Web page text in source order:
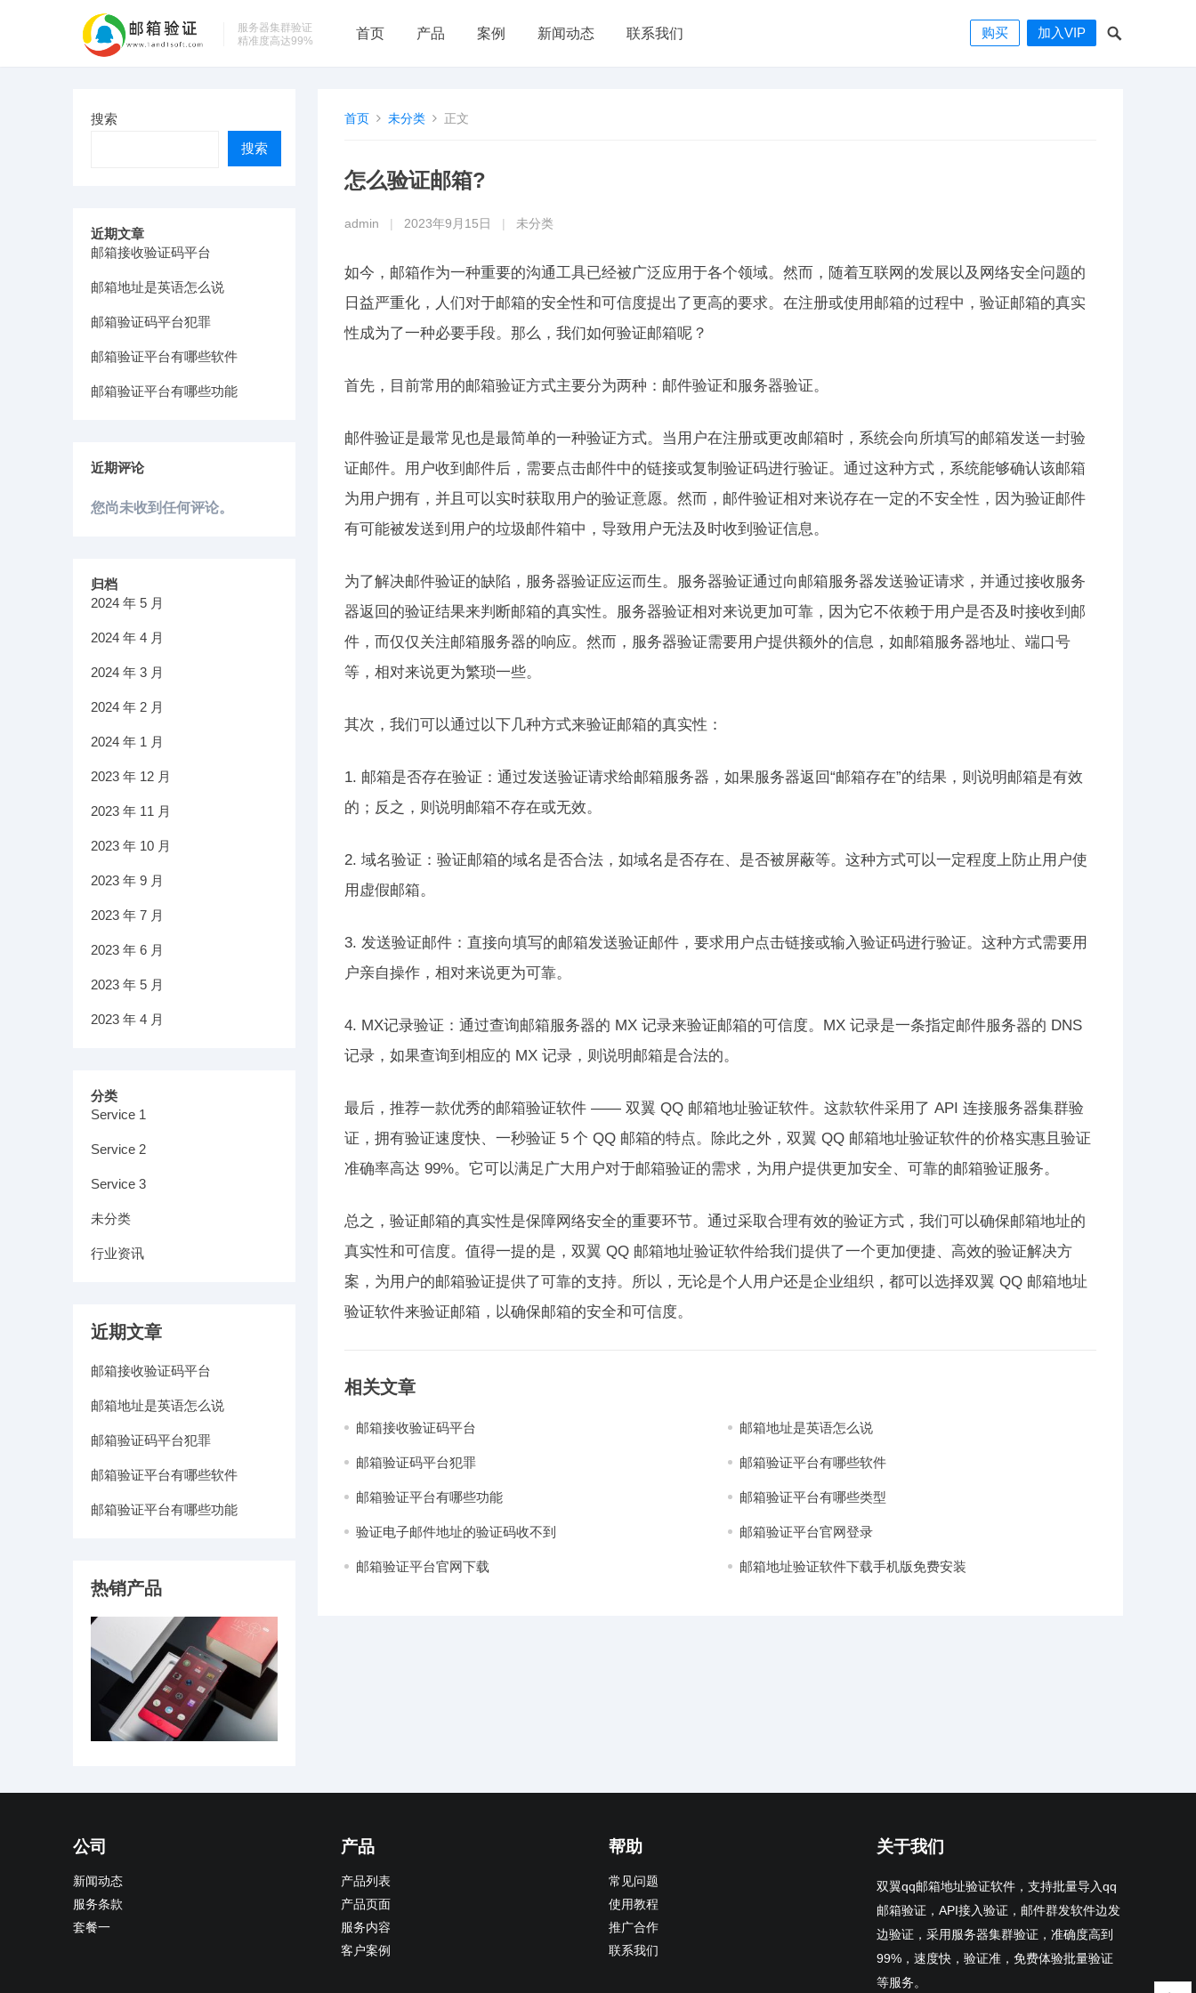
服务器集群验证
精准度高达99%
首页 产品 案例 新闻动态 联系我们 购买 加入VIP
首页 未分类 正文
怎么验证邮箱?
admin 2023年9月15日 未分类
如今，邮箱作为一种重要的沟通工具已经被广泛应用于各个领域。然而，随着互联网的发展以及网络安全问题的
日益严重化，人们对于邮箱的安全性和可信度提出了更高的要求。在注册或使用邮箱的过程中，验证邮箱的真实
性成为了一种必要手段。那么，我们如何验证邮箱呢？
首先，目前常用的邮箱验证方式主要分为两种：邮件验证和服务器验证。
邮件验证是最常见也是最简单的一种验证方式。当用户在注册或更改邮箱时，系统会向所填写的邮箱发送一封验
证邮件。用户收到邮件后，需要点击邮件中的链接或复制验证码进行验证。通过这种方式，系统能够确认该邮箱
为用户拥有，并且可以实时获取用户的验证意愿。然而，邮件验证相对来说存在一定的不安全性，因为验证邮件
有可能被发送到用户的垃圾邮件箱中，导致用户无法及时收到验证信息。
为了解决邮件验证的缺陷，服务器验证应运而生。服务器验证通过向邮箱服务器发送验证请求，并通过接收服务
器返回的验证结果来判断邮箱的真实性。服务器验证相对来说更加可靠，因为它不依赖于用户是否及时接收到邮
件，而仅仅关注邮箱服务器的响应。然而，服务器验证需要用户提供额外的信息，如邮箱服务器地址、端口号
等，相对来说更为繁琐一些。
其次，我们可以通过以下几种方式来验证邮箱的真实性：
1. 邮箱是否存在验证：通过发送验证请求给邮箱服务器，如果服务器返回“邮箱存在”的结果，则说明邮箱是有效
的；反之，则说明邮箱不存在或无效。
2. 域名验证：验证邮箱的域名是否合法，如域名是否存在、是否被屏蔽等。这种方式可以一定程度上防止用户使
用虚假邮箱。
3. 发送验证邮件：直接向填写的邮箱发送验证邮件，要求用户点击链接或输入验证码进行验证。这种方式需要用
户亲自操作，相对来说更为可靠。
4. MX记录验证：通过查询邮箱服务器的 MX 记录来验证邮箱的可信度。MX 记录是一条指定邮件服务器的 DNS
记录，如果查询到相应的 MX 记录，则说明邮箱是合法的。
最后，推荐一款优秀的邮箱验证软件 —— 双翼 QQ 邮箱地址验证软件。这款软件采用了 API 连接服务器集群验
证，拥有验证速度快、一秒验证 5 个 QQ 邮箱的特点。除此之外，双翼 QQ 邮箱地址验证软件的价格实惠且验证
准确率高达 99%。它可以满足广大用户对于邮箱验证的需求，为用户提供更加安全、可靠的邮箱验证服务。
总之，验证邮箱的真实性是保障网络安全的重要环节。通过采取合理有效的验证方式，我们可以确保邮箱地址的
真实性和可信度。值得一提的是，双翼 QQ 邮箱地址验证软件给我们提供了一个更加便捷、高效的验证解决方
案，为用户的邮箱验证提供了可靠的支持。所以，无论是个人用户还是企业组织，都可以选择双翼 QQ 邮箱地址
验证软件来验证邮箱，以确保邮箱的安全和可信度。
相关文章
邮箱接收验证码平台 邮箱地址是英语怎么说
邮箱验证码平台犯罪 邮箱验证平台有哪些软件
邮箱验证平台有哪些功能 邮箱验证平台有哪些类型
验证电子邮件地址的验证码收不到 邮箱验证平台官网登录
邮箱验证平台官网下载 邮箱地址验证软件下载手机版免费安装
搜索
搜索
近期文章
邮箱接收验证码平台
邮箱地址是英语怎么说
邮箱验证码平台犯罪
邮箱验证平台有哪些软件
邮箱验证平台有哪些功能
近期评论
您尚未收到任何评论。
归档
2024 年 5 月
2024 年 4 月
2024 年 3 月
2024 年 2 月
2024 年 1 月
2023 年 12 月
2023 年 11 月
2023 年 10 月
2023 年 9 月
2023 年 7 月
2023 年 6 月
2023 年 5 月
2023 年 4 月
分类
Service 1
Service 2
Service 3
未分类
行业资讯
近期文章
邮箱接收验证码平台
邮箱地址是英语怎么说
邮箱验证码平台犯罪
邮箱验证平台有哪些软件
邮箱验证平台有哪些功能
热销产品
公司
新闻动态
服务条款
套餐一
产品
产品列表
产品页面
服务内容
客户案例
帮助
常见问题
使用教程
推广合作
联系我们
关于我们
双翼qq邮箱地址验证软件，支持批量导入qq
邮箱验证，API接入验证，邮件群发软件边发
边验证，采用服务器集群验证，准确度高到
99%，速度快，验证准，免费体验批量验证
等服务。